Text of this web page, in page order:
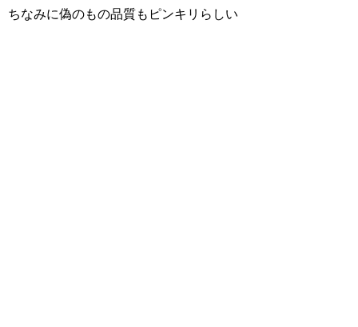
ちなみに偽のもの品質もピンキリらしい